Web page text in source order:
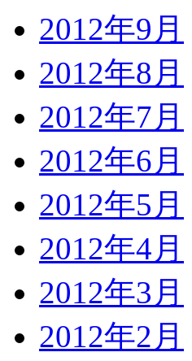
2012年9月
2012年8月
2012年7月
2012年6月
2012年5月
2012年4月
2012年3月
2012年2月